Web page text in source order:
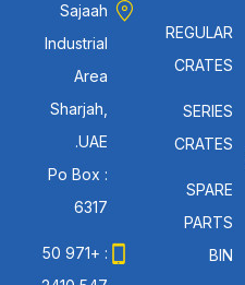
REGULAR
CRATES
SERIES
CRATES
SPARE
PARTS
BIN
Sajaah
Industrial
Area
Sharjah,
UAE.
Po Box :
6317
: +971 50